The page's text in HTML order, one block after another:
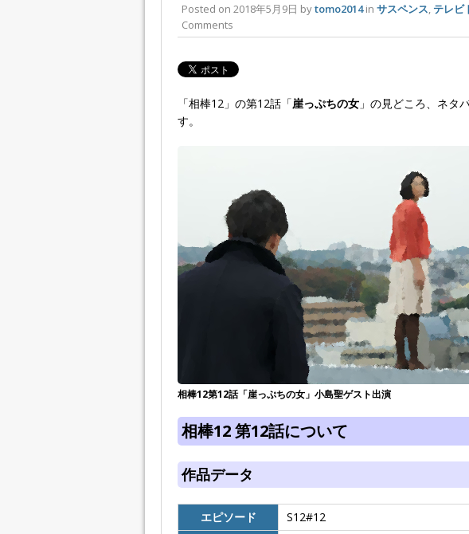
Posted on 2018年5月9日 bytomo2014in サスペンス, テレビ
Comments
「相棒12」の第12話「崖っぷちの女 」の見どころ、ネタ
す。
相棒12第12話「崖っぷちの女」小島聖ゲスト出演
相棒12 第12話について
作品データ
エピソード
S12#12